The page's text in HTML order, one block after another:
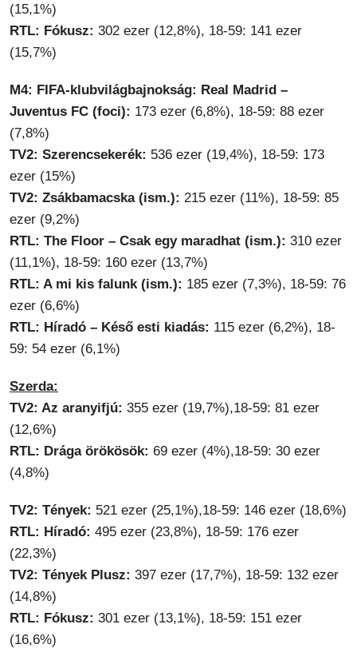
(15,1%)
RTL: Fókusz: 302 ezer (12,8%), 18-59: 141 ezer
(15,7%)
M4: FIFA-klubvilágbajnokság: Real Madrid –
Juventus FC (foci): 173 ezer (6,8%), 18-59: 88 ezer
(7,8%)
TV2: Szerencsekerék: 536 ezer (19,4%), 18-59: 173
ezer (15%)
TV2: Zsákbamacska (ism.): 215 ezer (11%), 18-59: 85
ezer (9,2%)
RTL: The Floor – Csak egy maradhat (ism.): 310 ezer
(11,1%), 18-59: 160 ezer (13,7%)
RTL: A mi kis falunk (ism.): 185 ezer (7,3%), 18-59: 76
ezer (6,6%)
RTL: Híradó – Késő esti kiadás: 115 ezer (6,2%), 18-
59: 54 ezer (6,1%)
Szerda:
TV2: Az aranyifjú: 355 ezer (19,7%),18-59: 81 ezer
(12,6%)
RTL: Drága örökösök: 69 ezer (4%),18-59: 30 ezer
(4,8%)
TV2: Tények: 521 ezer (25,1%),18-59: 146 ezer (18,6%)
RTL: Híradó: 495 ezer (23,8%), 18-59: 176 ezer
(22,3%)
TV2: Tények Plusz: 397 ezer (17,7%), 18-59: 132 ezer
(14,8%)
RTL: Fókusz: 301 ezer (13,1%), 18-59: 151 ezer
(16,6%)